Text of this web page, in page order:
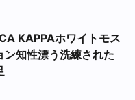
KAPPAホワイトモス
ン知性漂う洗練された